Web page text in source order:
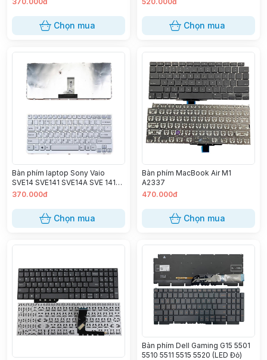
Chọn mua Chọn mua
Bàn phím laptop Sony Vaio
SVE14 SVE141 SVE14A SVE 141
(Trắng)
370.000đ
Chọn mua
Bàn phím MacBook Air M1
A2337
470.000đ
Chọn mua
Bàn phím Dell Gaming G15 5501
5510 5511 5515 5520 (LED Đỏ)